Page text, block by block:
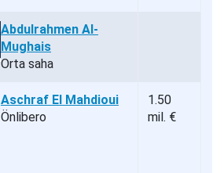
Abdulrahmen Al-
Mughais
Orta saha
Aschraf El Mahdioui
Önlibero
1.50
mil. €